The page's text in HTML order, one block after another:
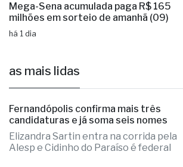
Mega-Sena acumulada paga R$ 165
milhões em sorteio de amanhã (09)
há 1 dia
as mais lidas
Fernandópolis confirma mais três
candidaturas e já soma seis nomes
Elizandra Sartin entra na corrida pela
Alesp e Cidinho do Paraíso é federal